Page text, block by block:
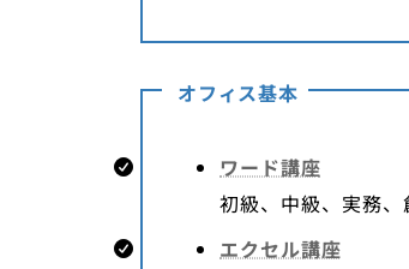
オフィス基本
ワード講座
初級、中級、実務、
エクセル講座